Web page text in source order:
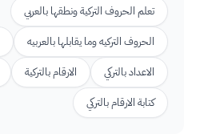
تعلم الحروف التركية ونطقها بالعربي
الحروف التركيه وما يقابلها بالعربيه
الاعداد بالتركي
الارقام بالتركية
كتابة الارقام بالتركي